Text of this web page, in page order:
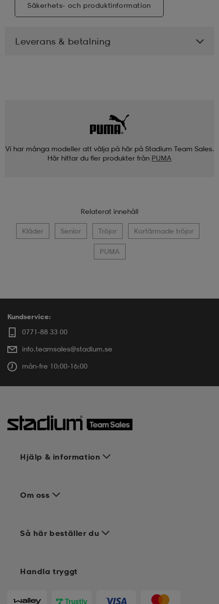
Säkerhets- och produktinformation
Leverans & betalning
Vi har många modeller att välja på här på Stadium Team Sales.
Här hittar du fler produkter från PUMA
Relaterat innehåll
Kläder Senior Tröjor Kortärmade tröjor
PUMA
Kundservice:
0771-88 33 00
info.teamsales@stadium.se
mån-fre 10:00-16:00
Hjälp & information
Om oss
Handla tryggt
Så här beställer du